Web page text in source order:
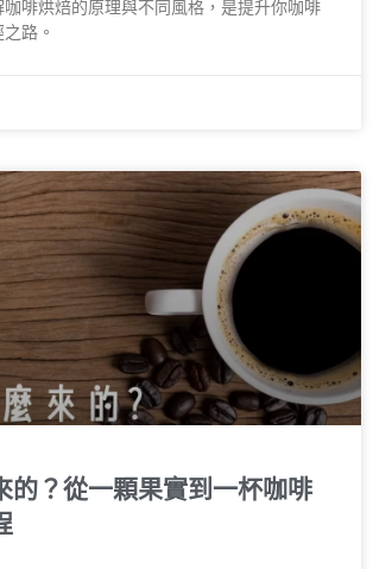
啡烘焙的原理與不同風格，是提升你咖啡
路。
的？從一顆果實到一杯咖啡